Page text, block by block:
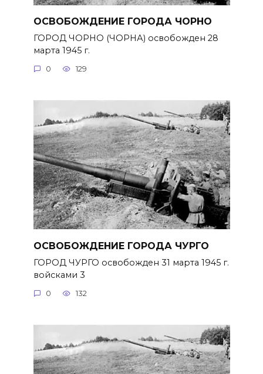
ОСВОБОЖДЕНИЕ ГОРОДА ЧОРНО
ГОРОД ЧОРНО (ЧОРНА) освобожден 28
марта 1945 г.
0 129
ОСВОБОЖДЕНИЕ ГОРОДА ЧУРГО
ГОРОД ЧУРГО освобожден 31 марта 1945 г.
войсками 3
0 132